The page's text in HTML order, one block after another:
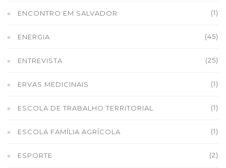
ENCONTRO EM SALVADOR (1)
ENERGIA (45)
ENTREVISTA (25)
ERVAS MEDICINAIS (1)
ESCOLA DE TRABALHO TERRITORIAL (1)
ESCOLA FAMÍLIA AGRÍCOLA (1)
ESPORTE (2)